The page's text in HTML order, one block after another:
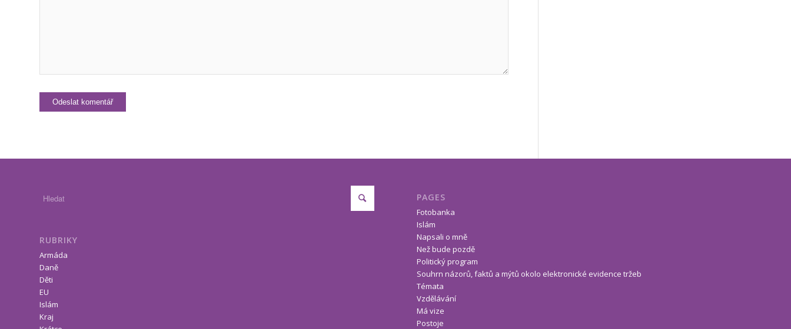
RUBRIKY
Armáda
Daně
Děti
EU
Islám
Kraj
PAGES
Fotobanka
Islám
Napsali o mně
Než bude pozdě
Politický program
Souhrn názorů, faktů a mýtů okolo elektronické evidence tržeb
Témata
Vzdělávání
Má vize
Postoje